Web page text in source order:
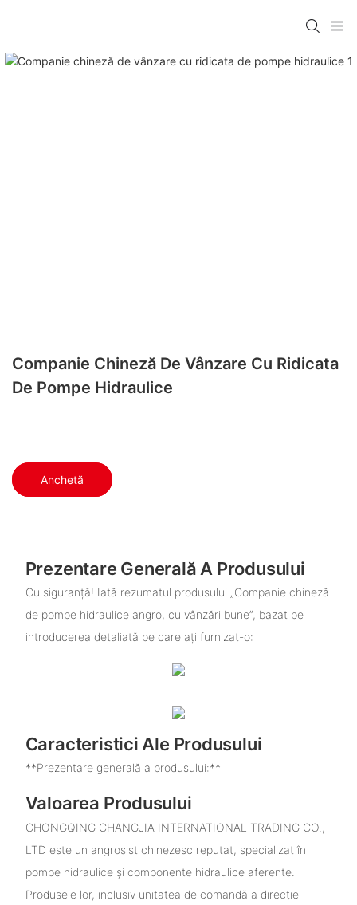
Companie Chineză De Vânzare Cu Ridicata
De Pompe Hidraulice
Anchetă
Prezentare Generală A Produsului
Cu siguranță! Iată rezumatul produsului „Companie chineză
de pompe hidraulice angro, cu vânzări bune”, bazat pe
introducerea detaliată pe care ați furnizat-o:
Caracteristici Ale Produsului
**Prezentare generală a produsului:**
Valoarea Produsului
CHONGQING CHANGJIA INTERNATIONAL TRADING CO.,
LTD este un angrosist chinezesc reputat, specializat în
pompe hidraulice și componente hidraulice aferente.
Produsele lor, inclusiv unitatea de comandă a direcției